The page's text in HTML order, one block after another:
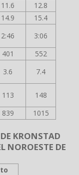
11.6
12.8
14.9
15.4
2:46
3:06
401
552
3.6
7.4
113
148
839 1015
KRONSTAD
NOROESTE DE